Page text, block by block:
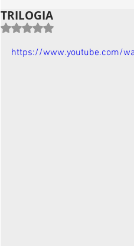
TRILOGIA
Avaliado com NaN de 5 estrelas.
https://www.youtube.com/